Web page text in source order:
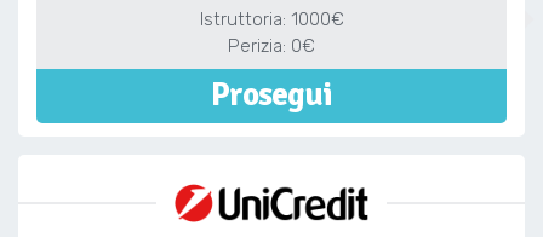
Istruttoria: 1000€
Perizia: 0€
Prosegui